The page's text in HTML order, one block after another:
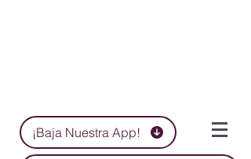
¡Baja Nuestra App!